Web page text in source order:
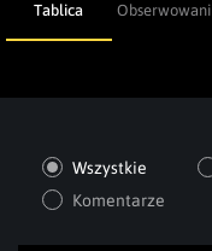
Tablica Obserwowani
Wszystkie
Komentarze